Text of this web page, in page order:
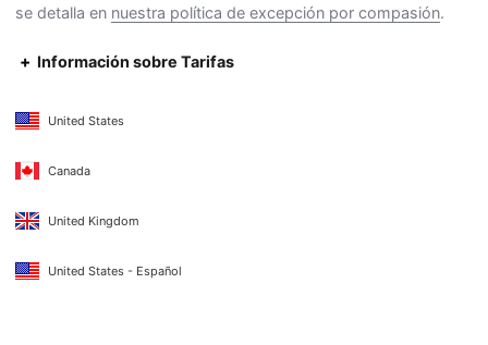
se detalla en nuestra política de excepción por compasión.
Información sobre Tarifas
United States
Canada
United Kingdom
United States - Español